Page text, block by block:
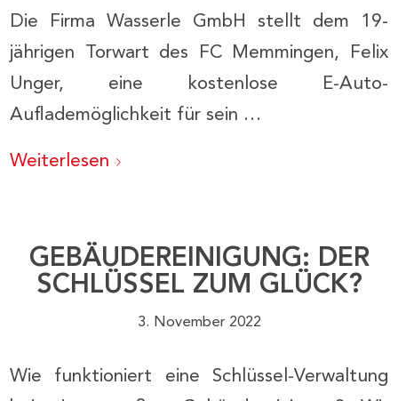
Die Firma Wasserle GmbH stellt dem 19-
jährigen Torwart des FC Memmingen, Felix
Unger, eine kostenlose E-Auto-
Auflademöglichkeit für sein …
Weiterlesen
GEBÄUDEREINIGUNG: DER
SCHLÜSSEL ZUM GLÜCK?
3. November 2022
Wie funktioniert eine Schlüssel-Verwaltung